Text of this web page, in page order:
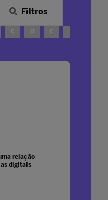
Filtros
C E
relação
digitais